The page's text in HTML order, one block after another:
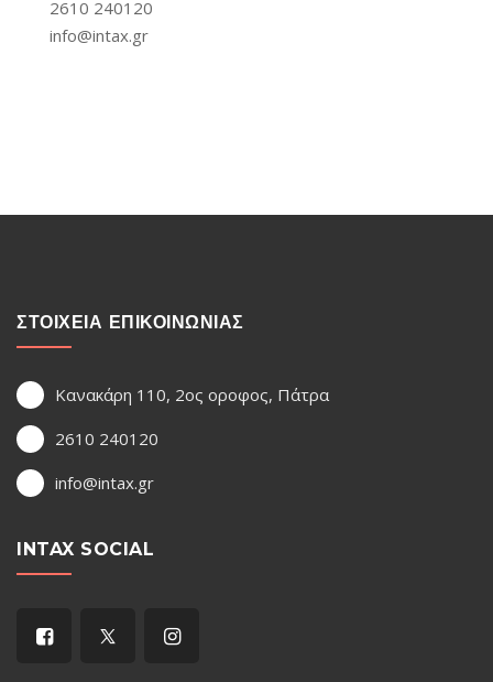
2610 240120
info@intax.gr
ΣΤΟΙΧΕΙΑ ΕΠΙΚΟΙΝΩΝΙΑΣ
Κανακάρη 110, 2ος οροφος, Πάτρα
2610 240120
info@intax.gr
INTAX SOCIAL